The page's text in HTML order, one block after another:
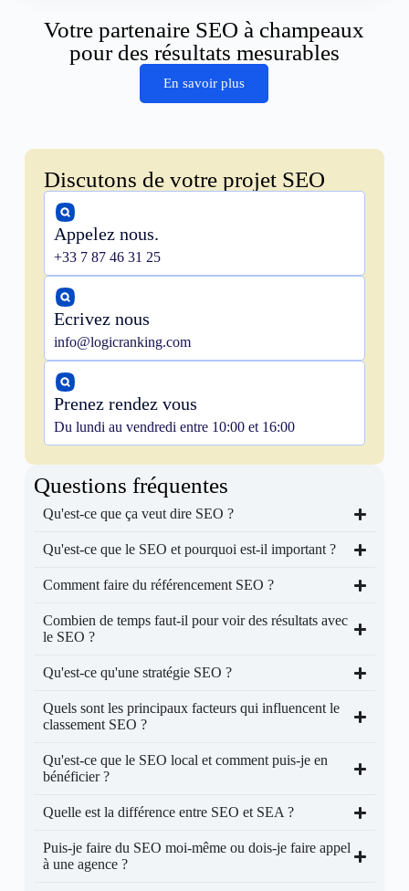
Votre partenaire SEO à champeaux
pour des résultats mesurables
En savoir plus
Discutons de votre projet SEO
Appelez nous.
+33 7 87 46 31 25
Ecrivez nous
info@logicranking.com
Prenez rendez vous
Du lundi au vendredi entre 10:00 et 16:00
Questions fréquentes
Qu'est-ce que ça veut dire SEO ?
Qu'est-ce que le SEO et pourquoi est-il important ?
Comment faire du référencement SEO ?
Combien de temps faut-il pour voir des résultats avec
le SEO ?
Qu'est-ce qu'une stratégie SEO ?
Quels sont les principaux facteurs qui influencent le
classement SEO ?
Qu'est-ce que le SEO local et comment puis-je en
bénéficier ?
Quelle est la différence entre SEO et SEA ?
Puis-je faire du SEO moi-même ou dois-je faire appel
à une agence ?